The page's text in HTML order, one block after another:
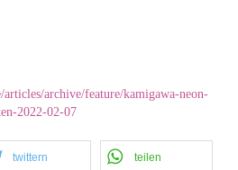
archive/feature/kamigawa-neon-
2022-02-07
twittern teilen